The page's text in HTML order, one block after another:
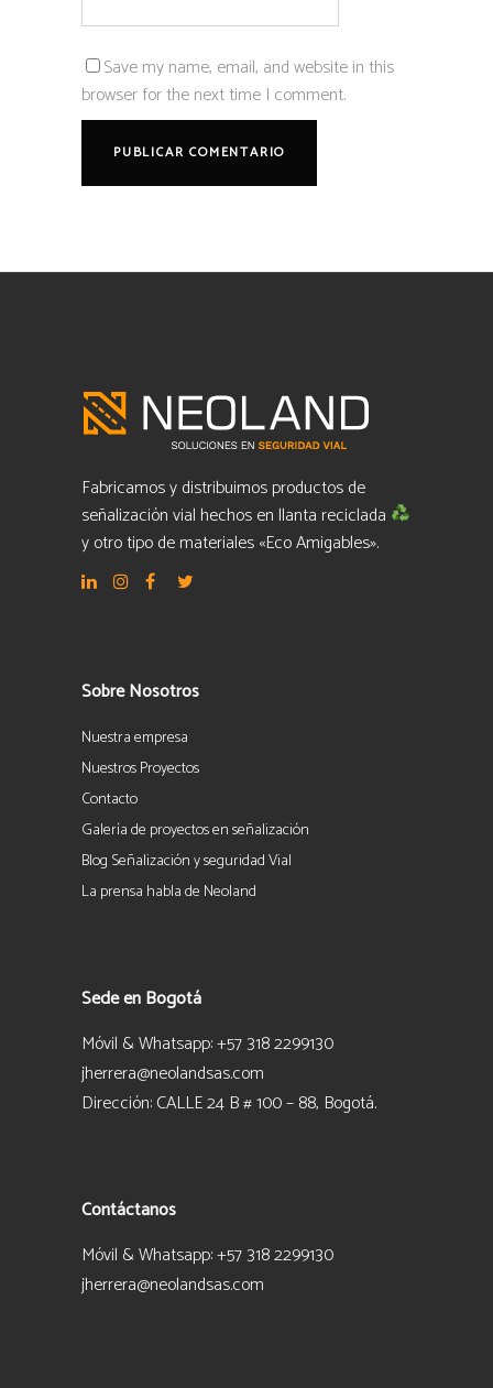
Save my name, email, and website in this
browser for the next time I comment.
Fabricamos y distribuimos productos de
señalización vial hechos en llanta reciclada
y otro tipo de materiales «Eco Amigables».
Sobre Nosotros
Nuestra empresa
Nuestros Proyectos
Contacto
Galería de proyectos en señalización
Blog Señalización y seguridad Vial
La prensa habla de Neoland
Sede en Bogotá
Móvil & Whatsapp: +57 318 2299130
jherrera@neolandsas.com
Dirección: CALLE 24 B # 100 – 88, Bogotá.
Contáctanos
Móvil & Whatsapp: +57 318 2299130
jherrera@neolandsas.com